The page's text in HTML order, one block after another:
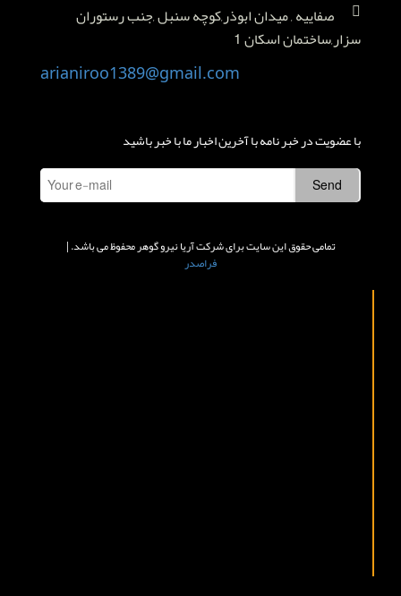
صفاییه , میدان ابوذر,کوچه سنبل ,جنب رستوران
سزار,ساختمان اسکان 1
arianiroo1389@gmail.com
با عضویت در خبر نامه با آخرین اخبار ما با خبر باشید
تمامی حقوق این سایت برای شرکت آریا نیرو گوهر محفوظ می باشد. |
فراصدر